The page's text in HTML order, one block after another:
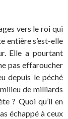
vers le roi qui
entière s’est-elle
Elle a pourtant
pas effaroucher
depuis le péché
de milliards
? Quoi qu’il en
échappé à ceux